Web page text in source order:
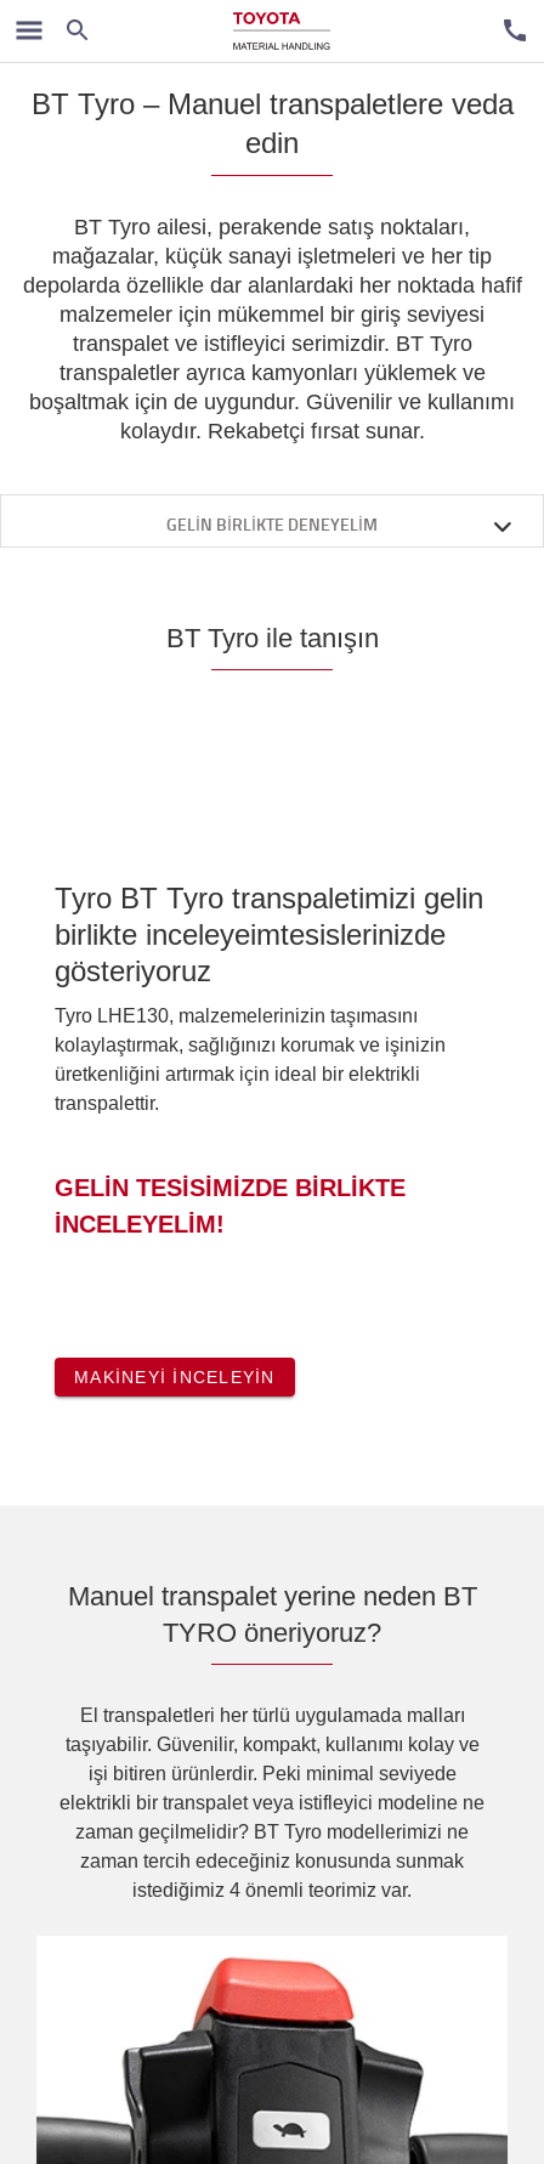
Akülü Transpalet
BT Tyro – Manuel transpaletlere veda
edin
BT Tyro ailesi, perakende satış noktaları,
mağazalar, küçük sanayi işletmeleri ve her tip
depolarda özellikle dar alanlardaki her noktada hafif
malzemeler için mükemmel bir giriş seviyesi
transpalet ve istifleyici serimizdir. BT Tyro
transpaletler ayrıca kamyonları yüklemek ve
boşaltmak için de uygundur. Güvenilir ve kullanımı
kolaydır. Rekabetçi fırsat sunar.
GELIN BIRLIKTE DENEYELIM
BT Tyro ile tanışın
Tyro BT Tyro transpaletimizi gelin
birlikte inceleyeimtesislerinizde
gösteriyoruz
Tyro LHE130, malzemelerinizin taşımasını
kolaylaştırmak, sağlığınızı korumak ve işinizin
üretkenliğini artırmak için ideal bir elektrikli
transpalettir.
GELİN TESİSİMİZDE BİRLİKTE
İNCELEYELİM!
MAKINEYI INCELEYIN
Manuel transpalet yerine neden BT
TYRO öneriyoruz?
El transpaletleri her türlü uygulamada malları
taşıyabilir. Güvenilir, kompakt, kullanımı kolay ve
işi bitiren ürünlerdir. Peki minimal seviyede
elektrikli bir transpalet veya istifleyici modeline ne
zaman geçilmelidir? BT Tyro modellerimizi ne
zaman tercih edeceğiniz konusunda sunmak
istediğimiz 4 önemli teorimiz var.